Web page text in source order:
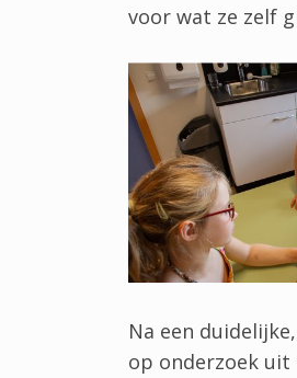
voor wat ze zelf
Na een
op onderzoek uit